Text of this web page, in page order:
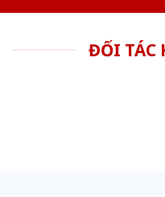
ĐỐI TÁC